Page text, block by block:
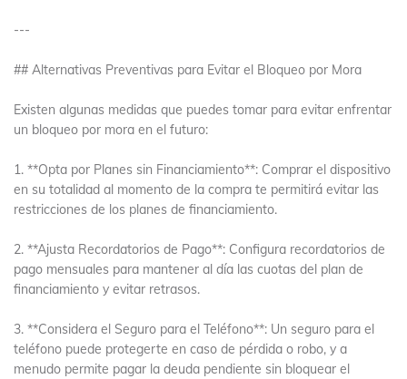
---
## Alternativas Preventivas para Evitar el Bloqueo por Mora
Existen algunas medidas que puedes tomar para evitar enfrentar
un bloqueo por mora en el futuro:
1. **Opta por Planes sin Financiamiento**: Comprar el dispositivo
en su totalidad al momento de la compra te permitirá evitar las
restricciones de los planes de financiamiento.
2. **Ajusta Recordatorios de Pago**: Configura recordatorios de
pago mensuales para mantener al día las cuotas del plan de
financiamiento y evitar retrasos.
3. **Considera el Seguro para el Teléfono**: Un seguro para el
teléfono puede protegerte en caso de pérdida o robo, y a
menudo permite pagar la deuda pendiente sin bloquear el